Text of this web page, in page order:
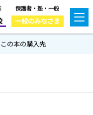
保護者・塾・一般
一般のみなさま
この本の購入先